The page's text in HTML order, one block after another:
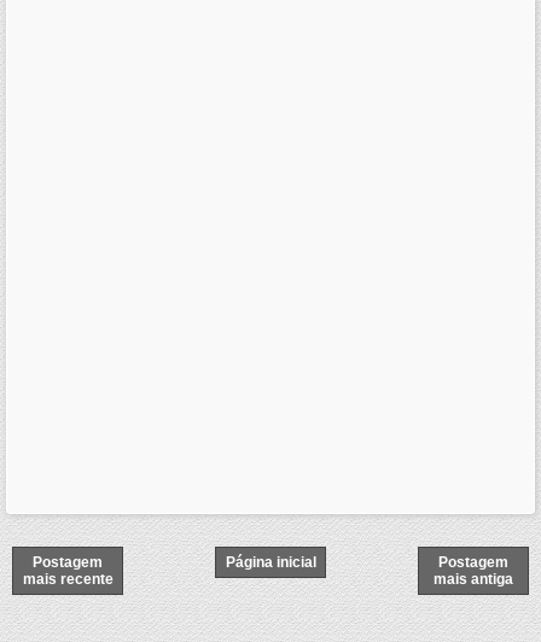
Postagem
mais recente
Postagem
mais antiga
Página inicial